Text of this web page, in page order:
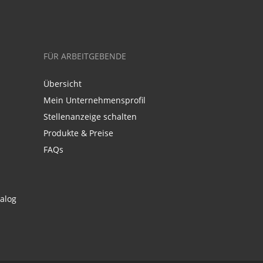
FÜR ARBEITGEBENDE
Übersicht
Mein Unternehmensprofil
Stellenanzeige schalten
Produkte & Preise
FAQs